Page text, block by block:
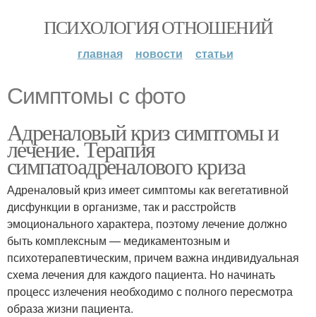
ПСИХОЛОГИЯ ОТНОШЕНИЙ
главная новости статьи
Симптомы с фото
Адреналовый криз симптомы и
лечение. Терапия
симпатоадреналового криза
Адреналовый криз имеет симптомы как вегетативной
дисфункции в организме, так и расстройств
эмоционального характера, поэтому лечение должно
быть комплексным — медикаментозным и
психотерапевтическим, причем важна индивидуальная
схема лечения для каждого пациента. Но начинать
процесс излечения необходимо с полного пересмотра
образа жизни пациента.